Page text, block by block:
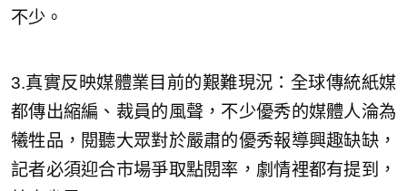
不少。
3.真實反映媒體業目前的艱難現況：全球傳統紙媒
都傳出縮編、裁員的風聲，不少優秀的媒體人淪為
犧牲品，閱聽大眾對於嚴肅的優秀報導興趣缺缺，
記者必須迎合市場爭取點閱率，劇情裡都有提到，